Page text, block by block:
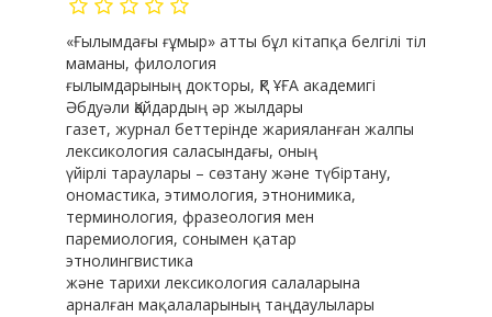
«Ғылымдағы ғұмыр» атты бұл кітапқа белгілі тіл
маманы, филология
ғылымдарының докторы, ҚР ҰҒА академигі
Әбдуәли Қайдардың әр жылдары
газет, журнал беттерінде жарияланған жалпы
лексикология саласындағы, оның
үйірлі тараулары – сөзтану және түбіртану,
ономастика, этимология, этнонимика,
терминология, фразеология мен
паремиология, сонымен қатар
этнолингвистика
және тарихи лексикология салаларына
арналған мақалаларының таңдаулылары